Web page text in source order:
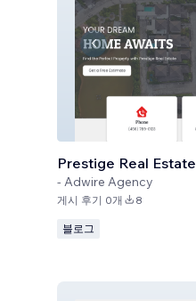
Prestige Real Estate
- Adwire Agency
게시 후기 0개 8
블로그